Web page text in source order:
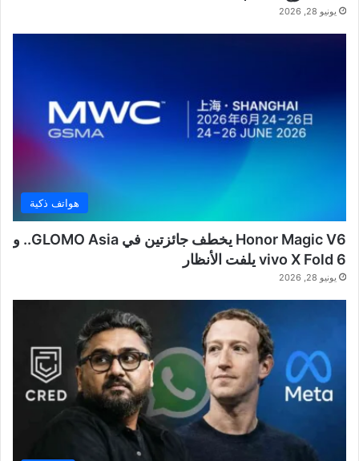
يونيو 28, 2026
هواتف ذكية
Honor Magic V6 يخطف جائزتين في GLOMO Asia.. و
vivo X Fold 6 يلفت الأنظار
يونيو 28, 2026